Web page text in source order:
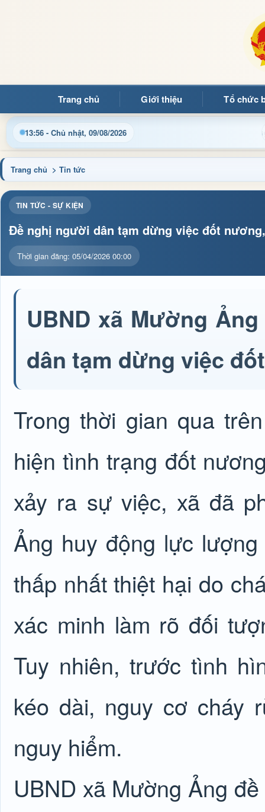
Trang chủ Giới thiệu Tổ chức
13:56 - Chủ nhật, 09/08/2026
tin điều hành, thủ tục hành chính và tin tức địa phương nhanh
Trang chủ > Tin tức
TIN TỨC - SỰ KIỆN
Đề nghị người dân tạm dừng việc đốt
Thời gian đăng: 05/04/2026 00:00
UBND xã Mường
dân tạm dừng việc
Trong thời gian qua
hiện tình trạng đốt
xảy ra sự việc, xã đã
Ảng huy động lực
thấp nhất thiệt hại do
xác minh làm rõ đối
Tuy nhiên, trước tình
kéo dài, nguy cơ cháy
nguy hiểm.
UBND xã Mường Ảng